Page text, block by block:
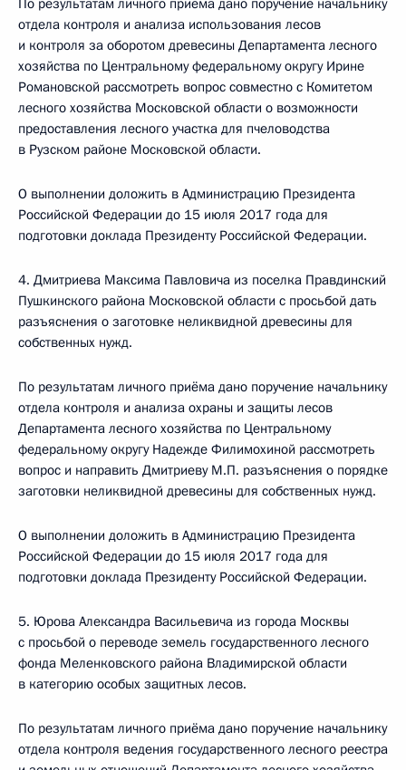
По результатам личного приёма дано поручение начальнику
отдела контроля и анализа использования лесов
и контроля за оборотом древесины Департамента лесного
хозяйства по Центральному федеральному округу Ирине
Романовской рассмотреть вопрос совместно с Комитетом
лесного хозяйства Московской области о возможности
предоставления лесного участка для пчеловодства
в Рузском районе Московской области.
О выполнении доложить в Администрацию Президента
Российской Федерации до 15 июля 2017 года для
подготовки доклада Президенту Российской Федерации.
4. Дмитриева Максима Павловича из поселка Правдинский
Пушкинского района Московской области с просьбой дать
разъяснения о заготовке неликвидной древесины для
собственных нужд.
По результатам личного приёма дано поручение начальнику
отдела контроля и анализа охраны и защиты лесов
Департамента лесного хозяйства по Центральному
федеральному округу Надежде Филимохиной рассмотреть
вопрос и направить Дмитриеву М.П. разъяснения о порядке
заготовки неликвидной древесины для собственных нужд.
О выполнении доложить в Администрацию Президента
Российской Федерации до 15 июля 2017 года для
подготовки доклада Президенту Российской Федерации.
5. Юрова Александра Васильевича из города Москвы
с просьбой о переводе земель государственного лесного
фонда Меленковского района Владимирской области
в категорию особых защитных лесов.
По результатам личного приёма дано поручение начальнику
отдела контроля ведения государственного лесного реестра